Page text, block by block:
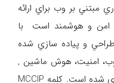
مبتني بر وب براي ارائه
امن و هوشمند است با
و پياده سازي شده
امنيت، هوش ماشين ,
... مانند Web 2.0 طراحي و پياده سازي شده است. كلمه MCCIP